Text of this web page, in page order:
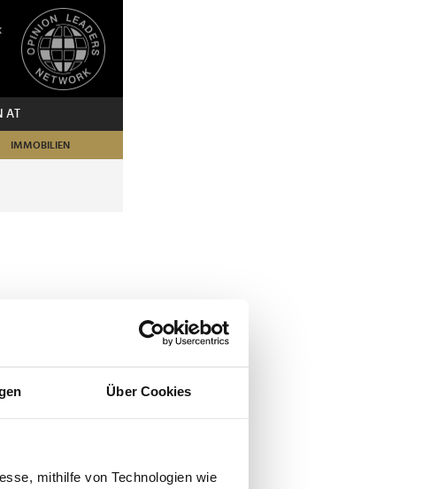
Über Cookies
mithilfe von Technologien wie
IMMOBILIEN